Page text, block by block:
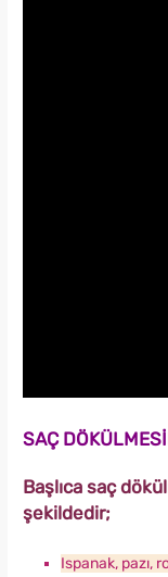
SAÇ
Başlıca saç
şekildedir;
Ispanak, pazı,